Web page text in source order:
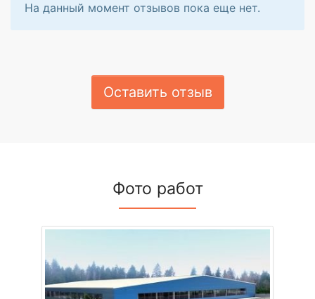
На данный момент отзывов пока еще нет.
Оставить отзыв
Фото работ